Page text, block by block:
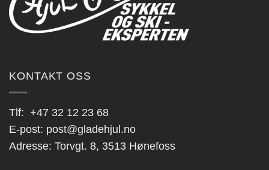
KONTAKT OSS
Tlf: +47 32 12 23 68
E-post: post@gladehjul.no
Adresse: Torvgt. 8, 3513 Hønefoss